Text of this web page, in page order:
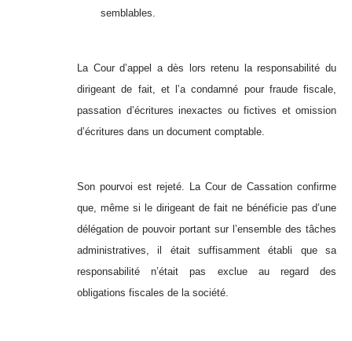
semblables.
La Cour d’appel a dès lors retenu la responsabilité du
dirigeant de fait, et l’a condamné pour fraude fiscale,
passation d’écritures inexactes ou fictives et omission
d’écritures dans un document comptable.
Son pourvoi est rejeté. La Cour de Cassation confirme
que, même si le dirigeant de fait ne bénéficie pas d’une
délégation de pouvoir portant sur l’ensemble des tâches
administratives, il était suffisamment établi que sa
responsabilité n’était pas exclue au regard des
obligations fiscales de la société.